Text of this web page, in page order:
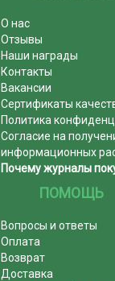
О нас
Отзывы
Наши награды
Контакты
Вакансии
Сертификаты
Политика
Согласие на
информационных
Почему журналы
ПОМОЩЬ
Вопросы и ответы
Оплата
Возврат
Доставка